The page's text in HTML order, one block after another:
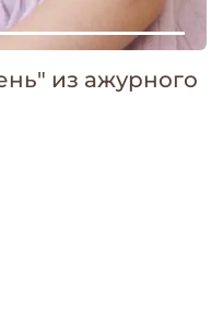
из ажурного